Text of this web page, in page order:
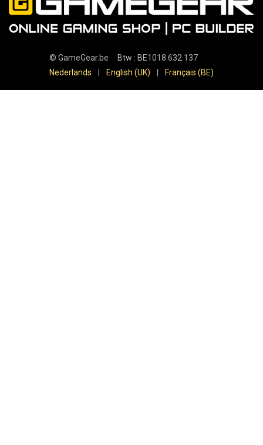
© GameGear.be Btw : BE1018.632.137
Nederlands
English (UK) Français (BE)